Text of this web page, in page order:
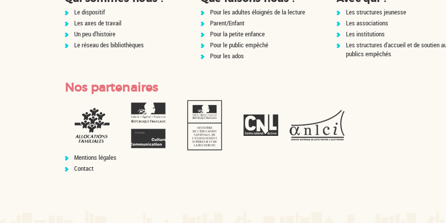
Le dispositif
Les axes de travail
Un peu d'histoire
Le réseau des bibliothèques
Pour les adultes éloignés de la lecture
Parent/Enfant
Pour la petite enfance
Pour le public empêché
Pour les ados
Les structures jeunesse
Les associations
Les institutions
Les structures d'accueil et de soutien
publics empêchés
Nos partenaires
Mentions légales
Contact